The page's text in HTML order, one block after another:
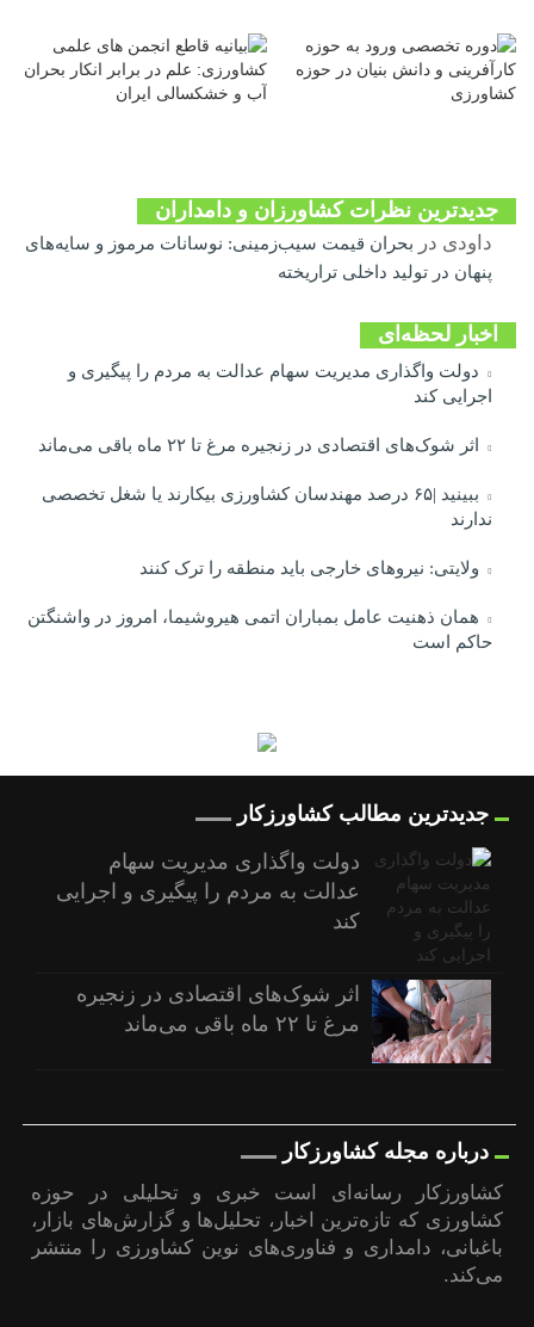
جدیدترین نظرات کشاورزان و دامداران
داودی در
بحران قیمت سیب‌زمینی: نوسانات مرموز و سایه‌های
پنهان در تولید داخلی تراریخته
اخبار لحظه‌ای
دولت واگذاری مدیریت سهام عدالت به مردم را پیگیری و
اجرایی کند
اثر شوک‌های اقتصادی در زنجیره مرغ تا ۲۲ ماه باقی می‌ماند
ببینید |۶۵ درصد مهندسان کشاورزی بیکارند یا شغل تخصصی
ندارند
ولایتی: نیروهای خارجی باید منطقه را ترک کنند
همان ذهنیت عامل بمباران اتمی هیروشیما، امروز در واشنگتن
حاکم است
جدیدترین مطالب کشاورزکار
دولت واگذاری مدیریت سهام
عدالت به مردم را پیگیری و اجرایی
کند
اثر شوک‌های اقتصادی در زنجیره
مرغ تا ۲۲ ماه باقی می‌ماند
درباره مجله کشاورزکار
کشاورزکار رسانه‌ای است خبری و تحلیلی در حوزه
کشاورزی که تازه‌ترین اخبار، تحلیل‌ها و گزارش‌های بازار،
باغبانی، دامداری و فناوری‌های نوین کشاورزی را منتشر
می‌کند.